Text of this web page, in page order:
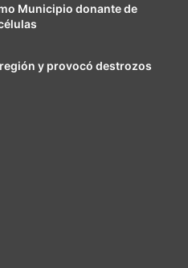
Municipio donante de
y provocó destrozos